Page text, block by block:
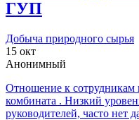
ГУП
Добыча природного сырья
15 окт
Анонимный
Отношение к сотрудникам
комбината . Низкий
руководителей, часто нет